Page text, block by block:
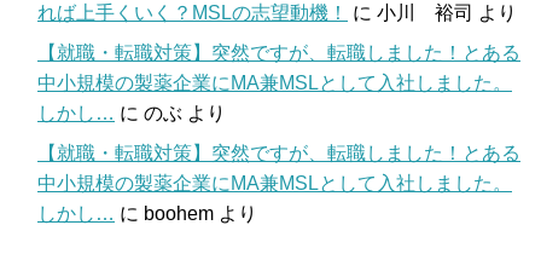
れば上手くいく？MSLの志望動機！
に 小川 裕司 より
【就職・転職対策】突然ですが、転職しました！とある
中小規模の製薬企業にMA兼MSLとして入社しました。
しかし… に のぶ より
【就職・転職対策】突然ですが、転職しました！とある
中小規模の製薬企業にMA兼MSLとして入社しました。
しかし… に boohem より